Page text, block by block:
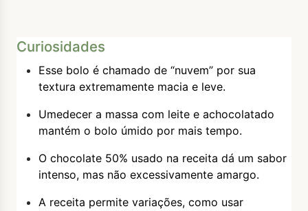
Curiosidades
Esse bolo é chamado de “nuvem” por sua
textura extremamente macia e leve.
Umedecer a massa com leite e achocolatado
mantém o bolo úmido por mais tempo.
O chocolate 50% usado na receita dá um sabor
intenso, mas não excessivamente amargo.
A receita permite variações, como usar